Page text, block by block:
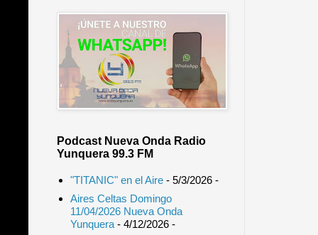
Podcast Nueva Onda Radio
Yunquera 99.3 FM
"TITANIC" en el Aire- 5/3/2026-
Aires Celtas Domingo
11/04/2026 Nueva Onda
Yunquera- 4/12/2026-